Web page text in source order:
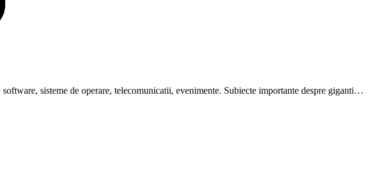
sisteme de operare, telecomunicatii, evenimente. Subiecte importante despre giganti…